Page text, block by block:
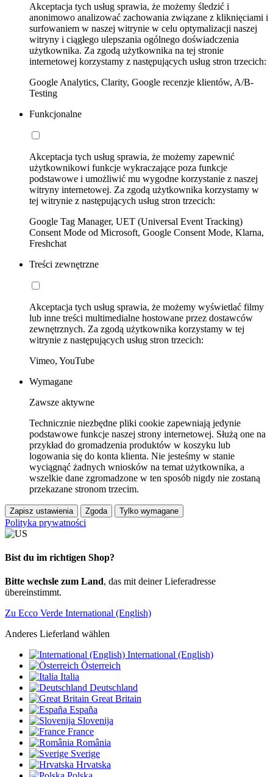
Akceptacja tych usług sprawia, że możemy śledzić i
anonimowo analizować zachowania związane z kliknięciami i
surfowaniem w naszej witrynie w celu optymalizacji naszej
witryny i ciągłego ulepszania ogólnego doświadczenia
użytkownika. Za zgodą użytkownika na tej stronie
internetowej korzystamy z następujących usług stron trzecich:
Google Analytics, Clarity, Google recenzje klientów, A/B-
Testing
Funkcjonalne
Akceptacja tych usług sprawia, że możemy zapewnić
użytkownikowi funkcje wykraczające poza funkcje
podstawowe i umożliwić mu wygodne korzystanie z naszej
witryny internetowej. Za zgodą użytkownika korzystamy w
tej witrynie z następujących usług stron trzecich:
Google Tag Manager, UET (Universal Event Tracking)
Consent Mode od Microsoft, Google Consent Mode, Klarna,
Freshchat
Treści zewnętrzne
Akceptacja tych usług sprawia, że możemy wyświetlać filmy
lub inne treści multimedialne hostowane przez dostawców
zewnętrznych. Za zgodą użytkownika korzystamy w tej
witrynie z następujących usług stron trzecich:
Vimeo, YouTube
Wymagane
Zawsze aktywne
Technicznie niezbędne pliki cookie zapewniają jedynie
podstawowe funkcje naszej strony internetowej. Służą one na
przykład do gromadzenia produktów w koszyku lub
logowania się do konta klienta. Nie jesteśmy w stanie
wyciągnąć żadnych wniosków na temat użytkownika, a
wszelkie dane zgromadzone w ten sposób nigdy nie zostaną
przekazane stronom trzecim.
Zapisz ustawienia Zgoda Tylko wymagane
Polityka prywatności
Bist du im richtigen Shop?
Bitte wechsle zum Land, das mit deiner Lieferadresse
übereinstimmt.
Zu Ecco Verde International (English)
Anderes Lieferland wählen
International (English)
Österreich
Italia
Deutschland
Great Britain
España
Slovenija
France
România
Sverige
Hrvatska